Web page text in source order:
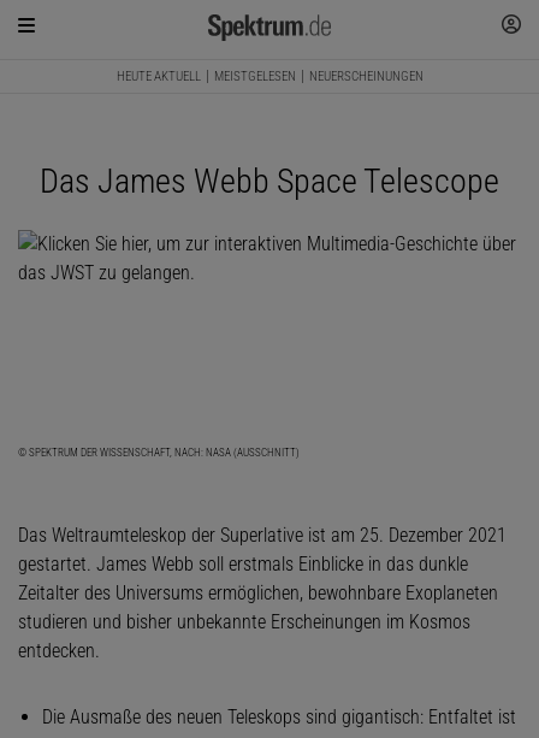
HEUTE AKTUELL MEISTGELESEN NEUERSCHEINUNGEN
Das James Webb Space Telescope
© SPEKTRUM DER WISSENSCHAFT, NACH: NASA (AUSSCHNITT)
Das Weltraumteleskop der Superlative ist am 25. Dezember 2021
gestartet. James Webb soll erstmals Einblicke in das dunkle
Zeitalter des Universums ermöglichen, bewohnbare Exoplaneten
studieren und bisher unbekannte Erscheinungen im Kosmos
entdecken.
Die Ausmaße des neuen Teleskops sind gigantisch: Entfaltet ist